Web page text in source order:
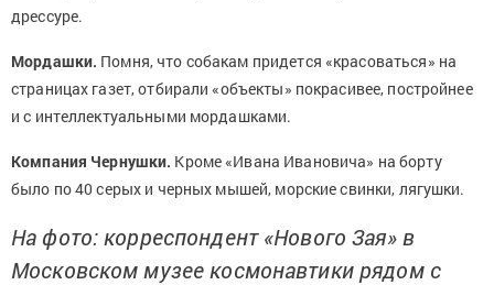
дрессуре.
Мордашки. Помня, что собакам придется «красоваться» на
страницах газет, отбирали «объекты» покрасивее, постройнее
и с интеллектуальными мордашками.
Компания Чернушки. Кроме «Ивана Ивановича» на борту
было по 40 серых и черных мышей, морские свинки, лягушки.
На фото: корреспондент «Нового Зая» в
Московском музее космонавтики рядом с